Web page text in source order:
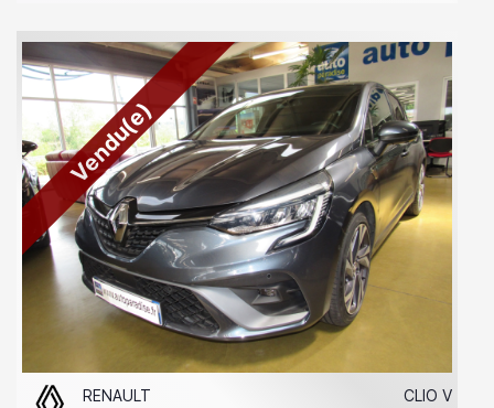
Vendu(e)
RENAULT CLIO V